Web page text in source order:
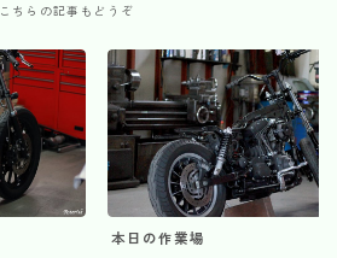
こちらの記事もどうぞ
本日の作業場